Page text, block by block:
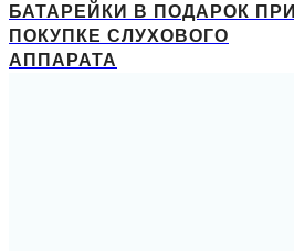
БАТАРЕЙКИ В ПОДАРОК ПРИ
ПОКУПКЕ СЛУХОВОГО
АППАРАТА